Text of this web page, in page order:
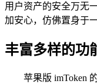
用户资产的安全万无
加安心，仿佛置身于
丰富多样的功
苹果版 imToken